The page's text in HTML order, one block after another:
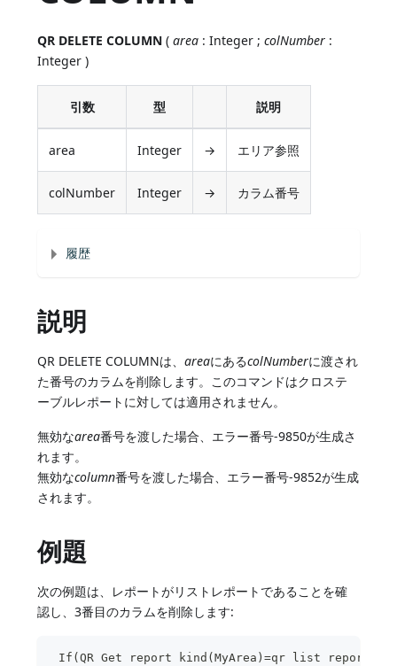
QR DELETE COLUMN (area : Integer ;colNumber :
Integer )
引数 型 説明
area Integer → エリア参照
colNumber Integer → カラム番号
履歴
説明
QR DELETE COLUMNは、areaにあるcolNumberに渡され
た番号のカラムを削除します。このコマンドはクロステ
ーブルレポートに対しては適用されません。
無効なarea番号を渡した場合、エラー番号-9850が生成さ
れます。
無効なcolumn番号を渡した場合、エラー番号-9852が生成
されます。
例題
次の例題は、レポートがリストレポートであることを確
認し、3番目のカラムを削除します:
If(QR Get report kind(MyArea)=qr list report)